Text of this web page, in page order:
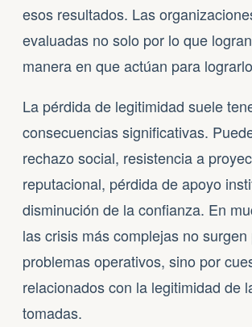
esos resultados. Las
evaluadas no solo por lo que
manera en que actúan para
La pérdida de legitimidad suele
consecuencias significativas.
rechazo social, resistencia a
reputacional, pérdida de apoyo
disminución de la confianza. En
las crisis más complejas no surgen
problemas operativos, sino por
relacionados con la legitimidad de
tomadas.